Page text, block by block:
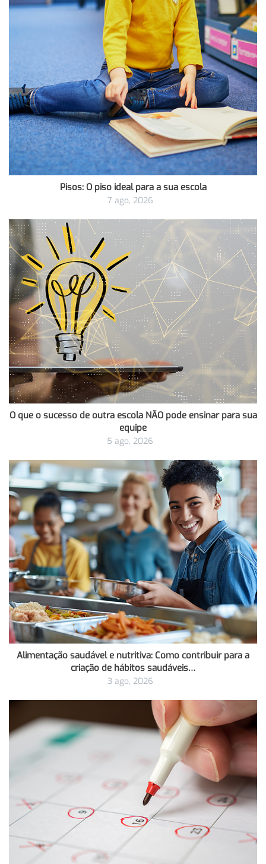
Pisos: O piso ideal para a sua escola
7 ago, 2026
O que o sucesso de outra escola NÃO pode ensinar para sua
equipe
5 ago, 2026
Alimentação saudável e nutritiva: Como contribuir para a
criação de hábitos saudáveis…
3 ago, 2026